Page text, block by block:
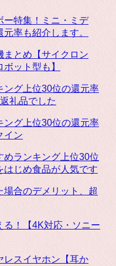
ー特集！ミニ・ミデ
率も紹介します。
まとめ【サイクロン
ット型も】
ング上位30位の還元率
礼品でした
ング上位30位の還元率
イン
めランキング上位30位
はじめ食品が人気です
合のデメリット、超
る！【4K対応・ソニー
レスイヤホン【耳か